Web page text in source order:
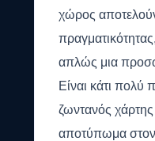
χώρος
απλώς μια
Είναι κάτι πολύ
ζωντανός
αποτύπωμα στον